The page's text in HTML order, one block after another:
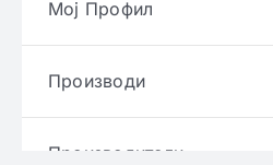
Мој Профил
Производи
Производители